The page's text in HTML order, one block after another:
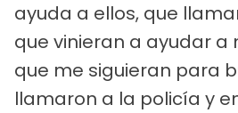
ayuda a ellos, que
que vinieran a ayudar a
que me siguieran para
llamaron a la policía y